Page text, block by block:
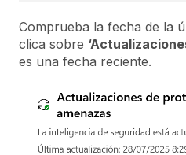
Comprueba la fecha de la
clica sobre
es una fecha reciente.